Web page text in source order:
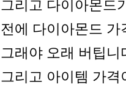
그리고 다이아몬드
전에 다이아몬드
그래야 오래 버팁니
그리고 아이템 가